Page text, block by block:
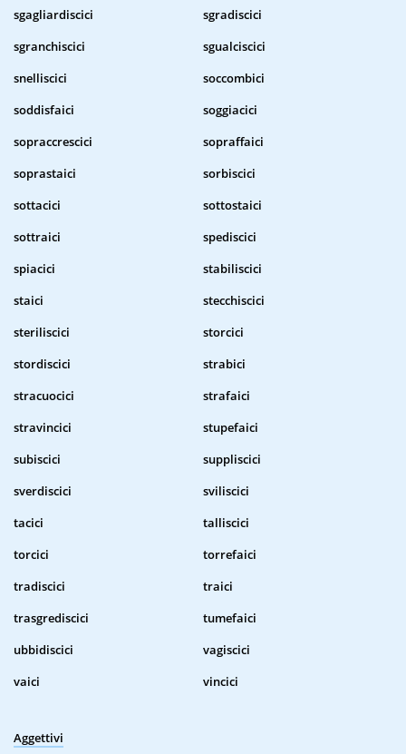
sgagliardiscici
sgradiscici
sgranchiscici
sgualciscici
snelliscici
soccombici
soddisfaici
soggiacici
sopraccrescici
sopraffaici
soprastaici
sorbiscici
sottacici
sottostaici
sottraici
spediscici
spiacici
stabiliscici
staici
stecchiscici
steriliscici
storcici
stordiscici
strabici
stracuocici
strafaici
stravincici
stupefaici
subiscici
suppliscici
sverdiscici
sviliscici
tacici
talliscici
torcici
torrefaici
tradiscici
traici
trasgrediscici
tumefaici
ubbidiscici
vagiscici
vaici
vincici
Aggettivi